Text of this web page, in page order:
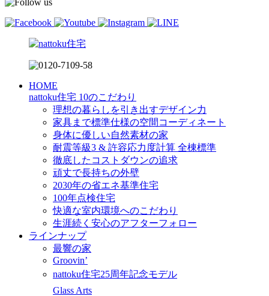
HOME
nattoku住宅 10のこだわり
理想の暮らしを引き出すデザイン力
家具まで標準仕様の空間コーディネート
身体に優しい自然素材の家
耐震等級3 & 許容応力度計算 全棟標準
徹底したコストダウンの追求
頑丈で長持ちの外壁
2030年の省エネ基準住宅
100年点検住宅
快適な室内環境へのこだわり
生涯続く安心のアフターフォロー
ラインナップ
最響の家
Groovin’
nattoku住宅25周年記念モデル
Glass Arts